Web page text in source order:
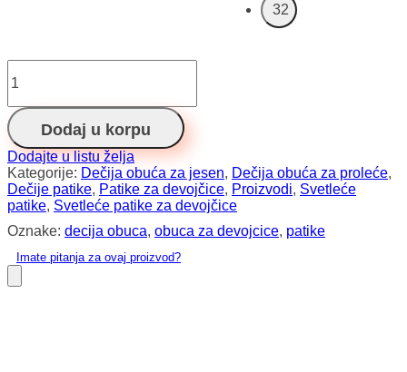
32
purple
027
*SVETLEĆE*
količina
Dodaj u korpu
Dodajte u listu želja
Kategorije: Dečija obuća za jesen, Dečija obuća za proleće,
Dečije patike, Patike za devojčice, Proizvodi, Svetleće
patike, Svetleće patike za devojčice
Oznake: decija obuca, obuca za devojcice, patike
Imate pitanja za ovaj proizvod?